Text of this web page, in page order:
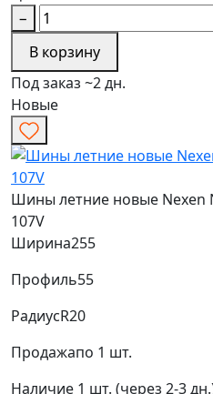
−
В корзину
Под заказ ~2 дн.
Новые
Шины летние новые Nexen
107V
Ширина255
Профиль55
РадиусR20
Продажапо 1 шт.
Наличие 1 шт. (через 2-3